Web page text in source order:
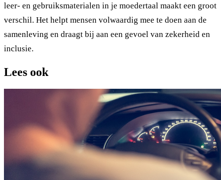
leer- en gebruiksmaterialen in je moedertaal maakt een groot
verschil. Het helpt mensen volwaardig mee te doen aan de
samenleving en draagt bij aan een gevoel van zekerheid en
inclusie.
Lees ook